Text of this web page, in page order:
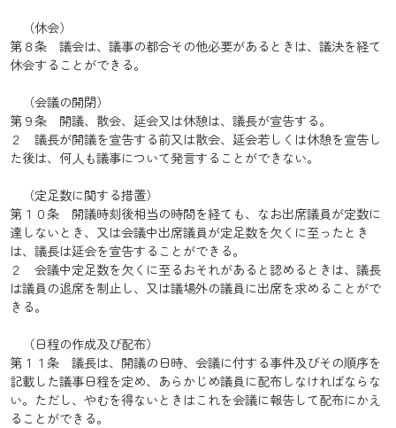
（休会）
第８条 議会は、議事の都合その他必要があるときは、議決を経て
休会することができる。
（会議の開閉）
第９条 開議、散会、延会又は休憩は、議長が宣告する。
２ 議長が開議を宣告する前又は散会、延会若しくは休憩を宣告し
た後は、何人も議事について発言することができない。
（定足数に関する措置）
第１０条 開議時刻後相当の時間を経ても、なお出席議員が定数に
達しないとき、又は会議中出席議員が定足数を欠くに至ったとき
は、議長は延会を宣告することができる。
２ 会議中定足数を欠くに至るおそれがあると認めるときは、議長
は議員の退席を制止し、又は議場外の議員に出席を求めることがで
きる。
（日程の作成及び配布）
第１１条 議長は、開議の日時、会議に付する事件及びその順序を
記載した議事日程を定め、あらかじめ議員に配布しなければならな
い。ただし、やむを得ないときはこれを会議に報告して配布にかえ
ることができる。